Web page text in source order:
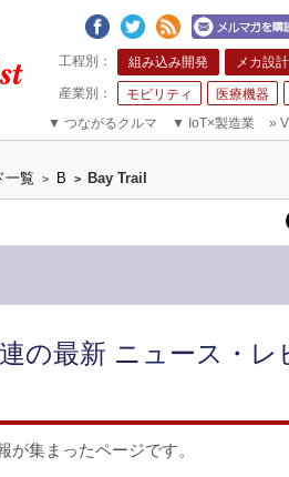
組み込み開発 メカ設計
モビリティ
医療機器
▼ つながるクルマ ▼ IoT×製造業 »
一覧 > B > Bay Trail
連の最新 ニュース・
が集まったページです。